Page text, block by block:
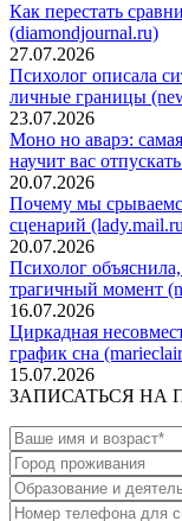
Как перестать
(diamondjournal.ru)
27.07.2026
Психолог описала
личные границы
23.07.2026
Моно но аварэ:
научит вас
20.07.2026
Почему мы
сценарий
20.07.2026
Психолог
трагичный момент
16.07.2026
Циркадная
график сна
15.07.2026
ЗАПИСАТЬСЯ НА